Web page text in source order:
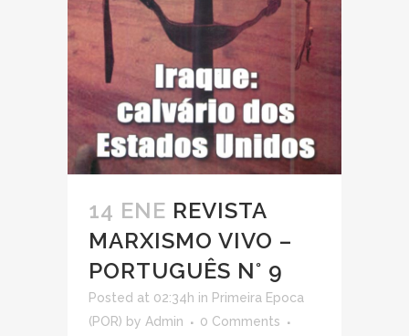
14 ENE REVISTA
MARXISMO VIVO –
PORTUGUÊS N° 9
Posted at 02:34h in Primeira Epoca
(POR) by Admin
0 Comments